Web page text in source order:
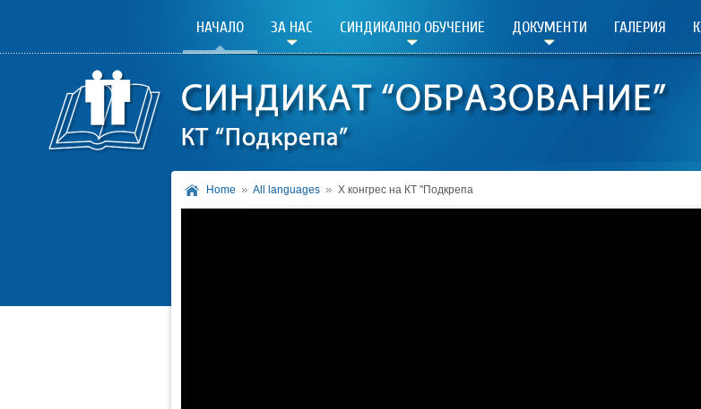
НАЧАЛО ЗА НАС СИНДИКАЛНО ОБУЧЕНИЕ ДОКУМЕНТИ ГАЛЕРИЯ
Home All languages Х конгрес на КТ "Подкрепа